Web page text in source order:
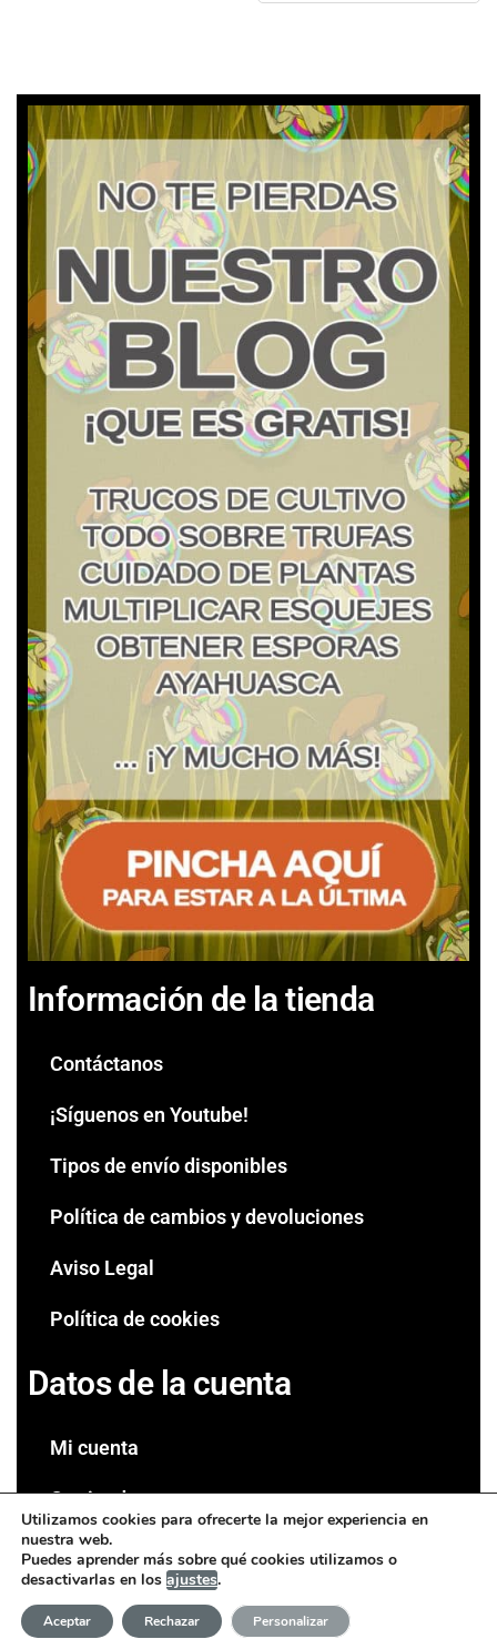
Información de la tienda
Contáctanos
¡Síguenos en Youtube!
Tipos de envío disponibles
Política de cambios y devoluciones
Aviso Legal
Política de cookies
Datos de la cuenta
Mi cuenta
Carrito de compra
Tienda
Espinakagrow | Todos los derechos reservados
Utilizamos cookies para ofrecerte la mejor experiencia en
nuestra web.
Puedes aprender más sobre qué cookies utilizamos o
desactivarlas en los ajustes.
Aceptar Rechazar Personalizar